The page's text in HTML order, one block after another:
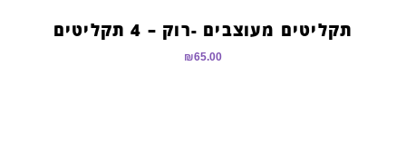
תקליטים מעוצבים -רוק – 4 תקליטים
₪65.00